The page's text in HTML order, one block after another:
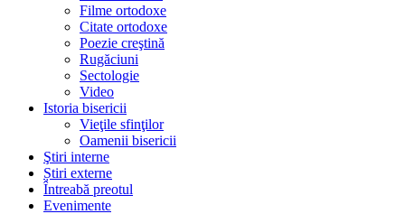
Filme ortodoxe
Citate ortodoxe
Poezie creştină
Rugăciuni
Sectologie
Video
Istoria bisericii
Vieţile sfinţilor
Oamenii bisericii
Ştiri interne
Știri externe
Întreabă preotul
Evenimente